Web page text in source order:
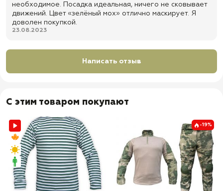
необходимое. Посадка идеальная, ничего не сковывает
движений. Цвет «зелёный мох» отлично маскирует. Я
доволен покупкой.
23.08.2023
Написать отзыв
С этим товаром покупают
-19%